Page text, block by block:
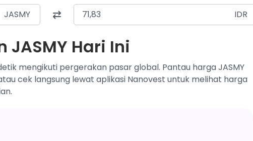
JASMY IDR
JASMY Hari Ini
mengikuti pergerakan pasar global. Pantau harga JASMY
cek langsung lewat aplikasi Nanovest untuk melihat harga